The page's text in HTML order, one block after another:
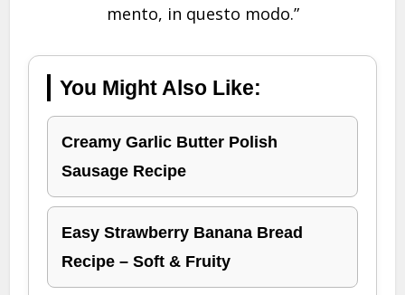
mento, in questo modo.”
You Might Also Like:
Creamy Garlic Butter Polish
Sausage Recipe
Easy Strawberry Banana Bread
Recipe – Soft & Fruity